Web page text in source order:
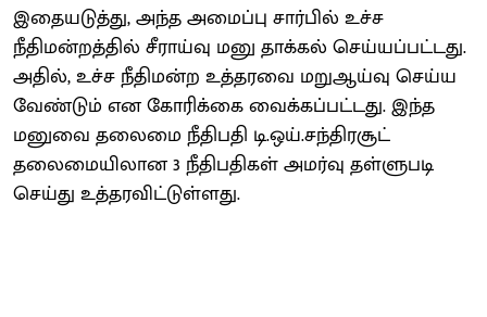
இதையடுத்து, அந்த அமைப்பு சார்பில் உச்ச
நீதிமன்றத்தில் சீராய்வு மனு தாக்கல் செய்யப்பட்டது.
அதில், உச்ச நீதிமன்ற உத்தரவை மறுஆய்வு செய்ய
வேண்டும் என கோரிக்கை வைக்கப்பட்டது. இந்த
மனுவை தலைமை நீதிபதி டி.ஒய்.சந்திரசூட்
தலைமையிலான 3 நீதிபதிகள் அமர்வு தள்ளுபடி
செய்து உத்தரவிட்டுள்ளது.